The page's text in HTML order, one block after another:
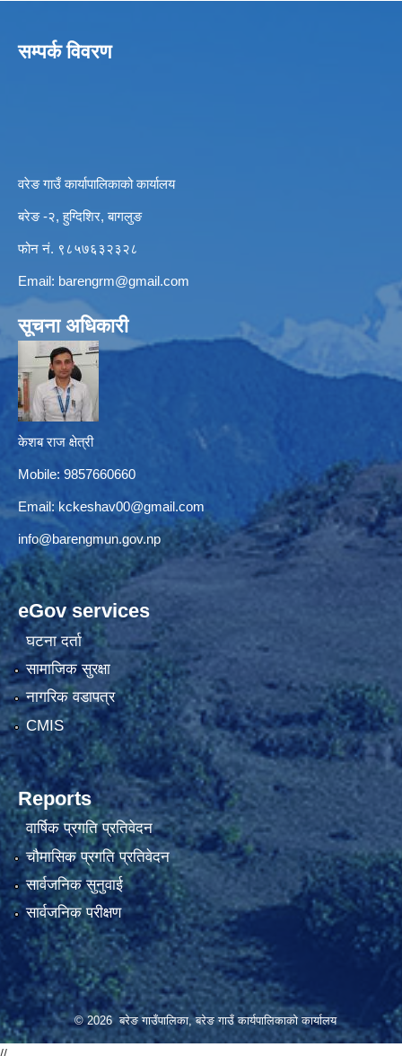
सम्पर्क विवरण
वरेङ गाउँ कार्यापालिकाको कार्यालय
बरेङ -२, हुग्दिशिर, बागलुङ
फोन नं. ९८५७६३२३२८
Email: barengrm@gmail.com
सूचना अधिकारी
केशब राज क्षेत्री
Mobile: 9857660660
Email: kckeshav00@gmail.com
info@barengmun.gov.np
eGov services
घटना दर्ता
सामाजिक सुरक्षा
नागरिक वडापत्र
CMIS
Reports
वार्षिक प्रगति प्रतिवेदन
चौमासिक प्रगति प्रतिवेदन
सार्वजनिक सुनुवाई
सार्वजनिक परीक्षण
© 2026 बरेङ गाउँपालिका, बरेङ गाउँ कार्यपालिकाको कार्यालय